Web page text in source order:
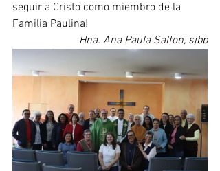
seguir a Cristo como miembro de la
Familia Paulina!
Hna. Ana Paula Salton, sjbp